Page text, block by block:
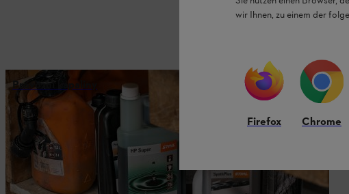
Provozní kapaliny
wir Ihnen, zu einem der
Firefox Chrome